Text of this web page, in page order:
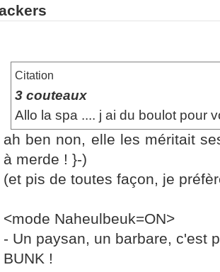
Citation
3 couteaux
Allo la spa .... j ai du boulot pour
ah ben non, elle les méritait
à merde ! }-)
(et pis de toutes façon, je
<mode Naheulbeuk=ON>
- Un paysan, un barbare, c'est
BUNK !